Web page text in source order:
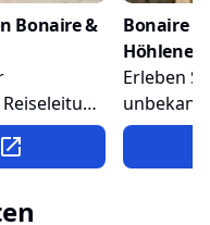
Bonaire &
die
um
Bonaire
Erleben